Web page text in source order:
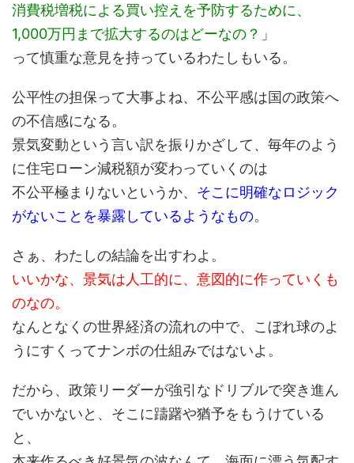
消費税増税による買い控えを予防するために、
1,000万円まで拡大するのはどーなの？ 」
って慎重な意見を持っているわたしもいる。
公平性の担保って大事よね、不公平感は国の政策へ
の不信感になる。
景気変動という言い訳を振りかざして、毎年のよう
に住宅ローン減税額が変わっていくのは
不公平極まりないというか、 そこに明確なロジック
がないことを暴露しているようなもの。
さぁ、わたしの結論を出すわよ。
いいかな、景気は人工的に、意図的に作っていくも
のなの。
なんとなくの世界経済の流れの中で、こぼれ球のよ
うにすくってナンボの仕組みではないよ。
だから、政策リーダーが強引なドリブルで突き進ん
でいかないと、そこに躊躇や猶予をもうけている
と、